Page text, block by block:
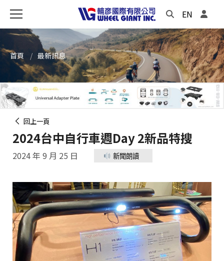
EN
首頁 最新訊息
回上一頁
2024台中自行車週Day 2新品特搜
2024 年 9 月 25 日 新聞朗讀